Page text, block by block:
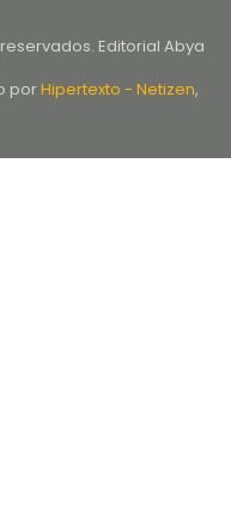
Editorial Abya
porHipertexto - Netizen,